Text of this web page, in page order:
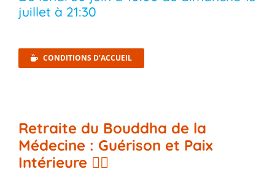
juillet à 21:30
CONDITIONS D’ACCUEIL
Retraite du Bouddha de la
Médecine : Guérison et Paix
Intérieure 🧘‍♀️